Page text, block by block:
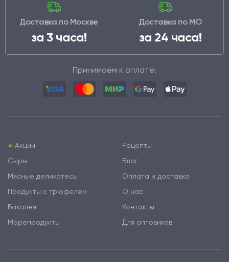
Доставка по Москве
за 3 часа!
Доставка по МО
за 24 часа!
Принимаем к оплате:
⭐️ Акции
Сыры
Мясные деликатесы
Продукты с трюфелем
Бакалея
Морепродукты
Рецепты
Блог
Оплата и доставка
О нас
Контакты
Для оптовиков